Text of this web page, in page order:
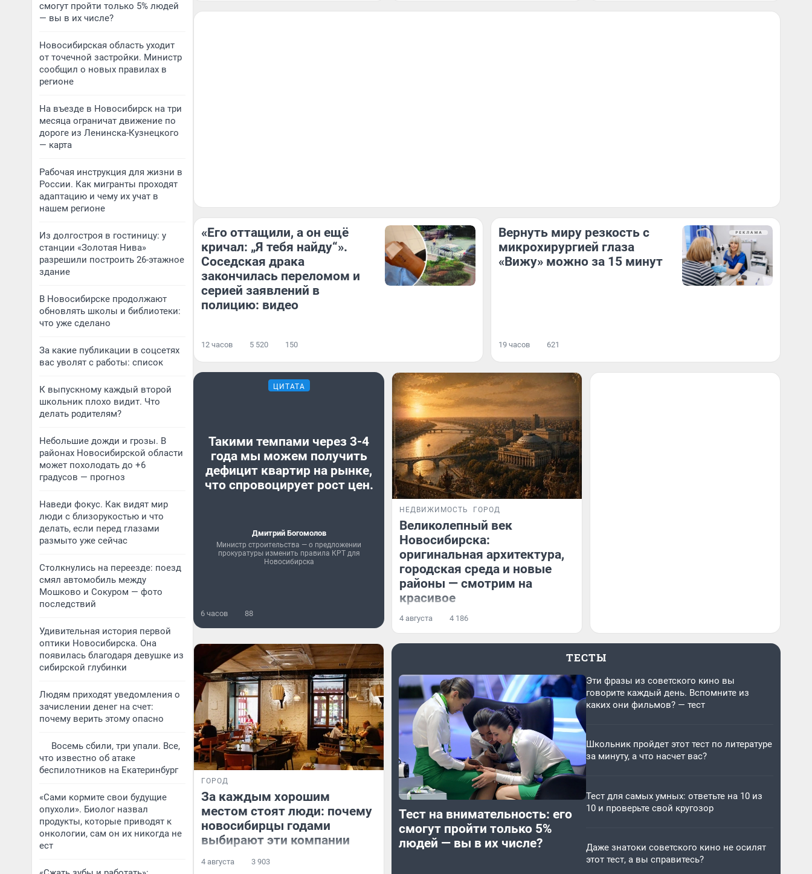
смогут пройти только 5% людей
— вы в их числе?
Новосибирская область уходит
от точечной застройки. Министр
сообщил о новых правилах в
регионе
На въезде в Новосибирск на три
месяца ограничат движение по
дороге из Ленинска-Кузнецкого
— карта
Рабочая инструкция для жизни в
России. Как мигранты проходят
адаптацию и чему их учат в
нашем регионе
Из долгостроя в гостиницу: у
станции «Золотая Нива»
разрешили построить 26-этажное
здание
В Новосибирске продолжают
обновлять школы и библиотеки:
что уже сделано
За какие публикации в соцсетях
вас уволят с работы: список
К выпускному каждый второй
школьник плохо видит. Что
делать родителям?
Небольшие дожди и грозы. В
районах Новосибирской области
может похолодать до +6
градусов — прогноз
Наведи фокус. Как видят мир
люди с близорукостью и что
делать, если перед глазами
размыто уже сейчас
Столкнулись на переезде: поезд
смял автомобиль между
Мошково и Сокуром — фото
последствий
Удивительная история первой
оптики Новосибирска. Она
появилась благодаря девушке из
сибирской глубинки
Людям приходят уведомления о
зачислении денег на счет:
почему верить этому опасно
Восемь сбили, три упали. Все,
что известно об атаке
беспилотников на Екатеринбург
«Сами кормите свои будущие
опухоли». Биолог назвал
продукты, которые приводят к
онкологии, сам он их никогда не
ест
«Его оттащили, а он ещё
кричал: „Я тебя найду“».
Соседская драка
закончилась переломом и
серией заявлений в
полицию: видео
12 часов 5 520 150
Вернуть миру резкость с
микрохирургией глаза
«Вижу» можно за 15 минут
19 часов 621
ЦИТАТА
Такими темпами через 3-4
года мы можем получить
дефицит квартир на рынке,
что спровоцирует рост цен.
Дмитрий Богомолов
Министр строительства — о предложении
прокуратуры изменить правила КРТ для
Новосибирска
6 часов 88
НЕДВИЖИМОСТЬ ГОРОД
Великолепный век
Новосибирска:
оригинальная архитектура,
городская среда и новые
районы — смотрим на
красивое
4 августа 4 186
ГОРОД
За каждым хорошим
местом стоят люди: почему
новосибирцы годами
выбирают эти компании
4 августа 3 903
ТЕСТЫ
Тест на внимательность: его
смогут пройти только 5%
людей — вы в их числе?
Эти фразы из советского кино вы
говорите каждый день. Вспомните из
каких они фильмов? — тест
Школьник пройдет этот тест по литературе
за минуту, а что насчет вас?
Тест для самых умных: ответьте на 10 из
10 и проверьте свой кругозор
Даже знатоки советского кино не осилят
этот тест, а вы справитесь?